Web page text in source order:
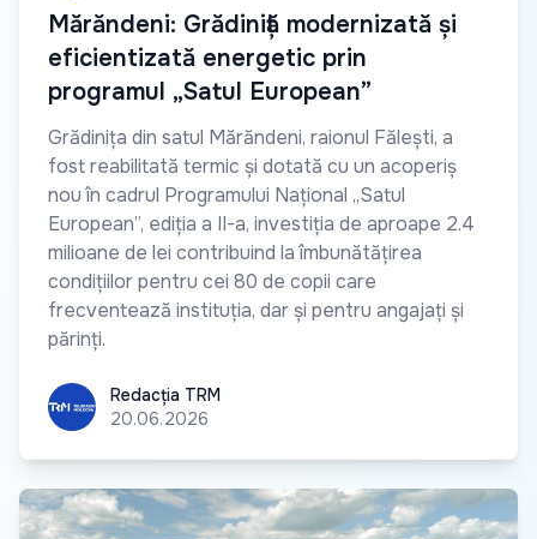
Mărăndeni: Grădiniță modernizată și
eficientizată energetic prin
programul „Satul European”
Grădinița din satul Mărăndeni, raionul Fălești, a
fost reabilitată termic și dotată cu un acoperiș
nou în cadrul Programului Național „Satul
European”, ediția a II-a, investiția de aproape 2.4
milioane de lei contribuind la îmbunătățirea
condițiilor pentru cei 80 de copii care
frecventează instituția, dar și pentru angajați și
părinți.
Redacția TRM
Redacția TRM
20.06.2026